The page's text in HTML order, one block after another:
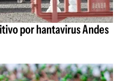
por hantavirus Andes